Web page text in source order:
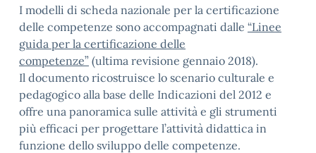
I modelli di scheda nazionale per la certificazione
delle competenze sono accompagnati dalle “Linee
guida per la certificazione delle
competenze” (ultima revisione gennaio 2018).
Il documento ricostruisce lo scenario culturale e
pedagogico alla base delle Indicazioni del 2012 e
offre una panoramica sulle attività e gli strumenti
più efficaci per progettare l’attività didattica in
funzione dello sviluppo delle competenze.